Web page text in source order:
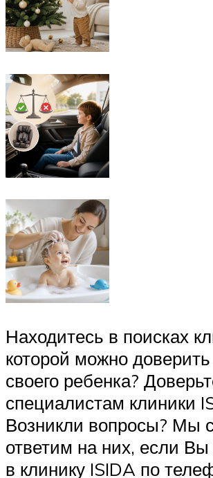
Находитесь в поисках
которой можно
своего ребенка?
специалистам клиники
Возникли вопросы? Мы
ответим на них, если Вы
в клинику ISIDA по